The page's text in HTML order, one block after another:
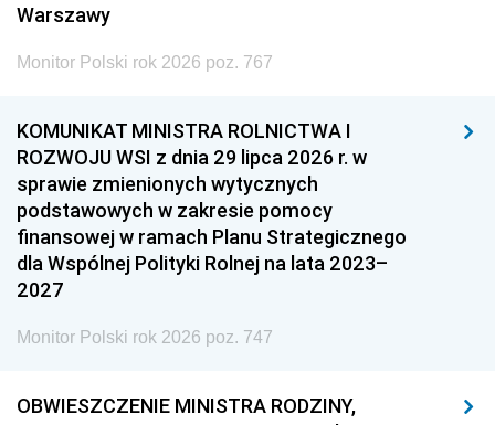
Warszawy
Monitor Polski rok 2026 poz. 767
KOMUNIKAT MINISTRA ROLNICTWA I
ROZWOJU WSI z dnia 29 lipca 2026 r. w
sprawie zmienionych wytycznych
podstawowych w zakresie pomocy
finansowej w ramach Planu Strategicznego
dla Wspólnej Polityki Rolnej na lata 2023–
2027
Monitor Polski rok 2026 poz. 747
OBWIESZCZENIE MINISTRA RODZINY,